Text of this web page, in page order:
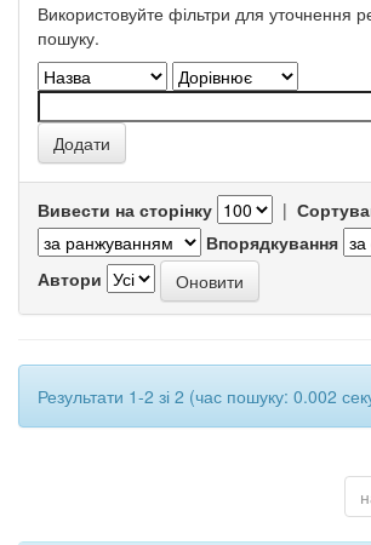
Використовуйте фільтри для уточнення
пошуку.
Вивести на сторінку |
Впорядкування
Автори
Результати 1-2 зі 2 (час пошуку: 0.002